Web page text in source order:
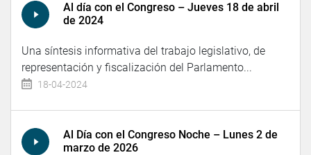
Al día con el Congreso – Jueves 18 de abril
de 2024
Una síntesis informativa del trabajo legislativo, de
representación y fiscalización del Parlamento...
18-04-2024
Al Día con el Congreso Noche – Lunes 2 de
marzo de 2026